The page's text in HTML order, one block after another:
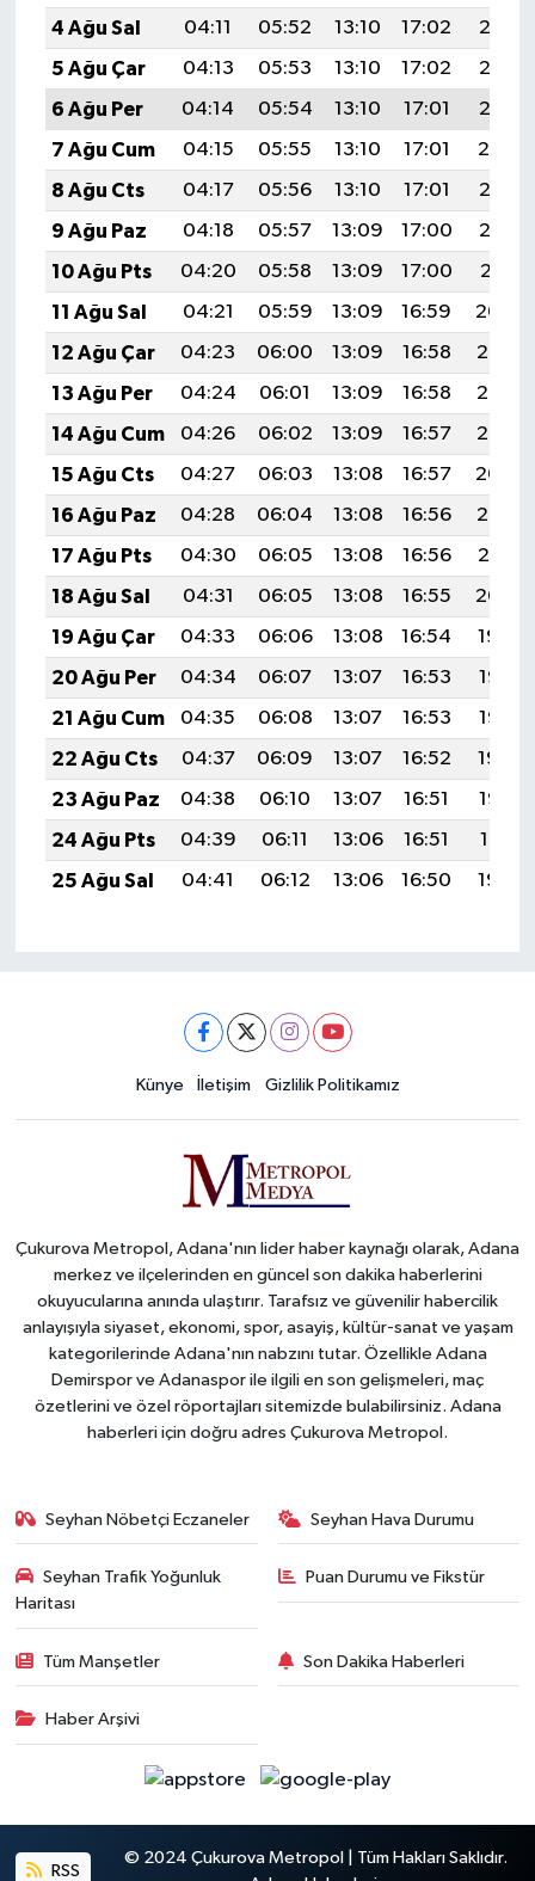
4 Ağu Sal
04:11 05:52 13:10 17:02
20:18
5 Ağu Çar
04:13 05:53 13:10 17:02
20:17
6 Ağu Per
04:14 05:54 13:10 17:01
20:16
7 Ağu Cum
04:15 05:55 13:10 17:01
20:14
8 Ağu Cts
04:17 05:56 13:10 17:01
20:13
9 Ağu Paz
04:18 05:57 13:09 17:00
20:12
10 Ağu Pts
04:20 05:58 13:09 17:00
20:11
11 Ağu Sal
04:21 05:59 13:09 16:59
20:09
12 Ağu Çar
04:23 06:00 13:09 16:58
20:08
13 Ağu Per
04:24 06:01 13:09 16:58
20:07
14 Ağu Cum
04:26 06:02 13:09 16:57
20:06
15 Ağu Cts
04:27 06:03 13:08 16:57
20:04
16 Ağu Paz
04:28 06:04 13:08 16:56
20:03
17 Ağu Pts
04:30 06:05 13:08 16:56
20:01
18 Ağu Sal
04:31 06:05 13:08 16:55
20:00
19 Ağu Çar
04:33 06:06 13:08 16:54
19:59
20 Ağu Per
04:34 06:07 13:07 16:53
19:57
21 Ağu Cum
04:35 06:08 13:07 16:53
19:56
22 Ağu Cts
04:37 06:09 13:07 16:52
19:54
23 Ağu Paz
04:38 06:10 13:07 16:51
19:53
24 Ağu Pts
04:39 06:11 13:06 16:51
19:51
25 Ağu Sal
04:41 06:12 13:06 16:50 19:50
Künye İletişim Gizlilik Politikamız
Çukurova Metropol, Adana'nın lider haber kaynağı olarak, Adana
merkez ve ilçelerinden en güncel son dakika haberlerini
okuyucularına anında ulaştırır. Tarafsız ve güvenilir habercilik
anlayışıyla siyaset, ekonomi, spor, asayiş, kültür-sanat ve yaşam
kategorilerinde Adana'nın nabzını tutar. Özellikle Adana
Demirspor ve Adanaspor ile ilgili en son gelişmeleri, maç
özetlerini ve özel röportajları sitemizde bulabilirsiniz. Adana
haberleri için doğru adres Çukurova Metropol.
Seyhan Nöbetçi Eczaneler Seyhan Hava Durumu
Seyhan Trafik Yoğunluk
Haritası
Puan Durumu ve Fikstür
Tüm Manşetler Son Dakika Haberleri
Haber Arşivi
RSS
© 2024 Çukurova Metropol | Tüm Hakları Saklıdır.